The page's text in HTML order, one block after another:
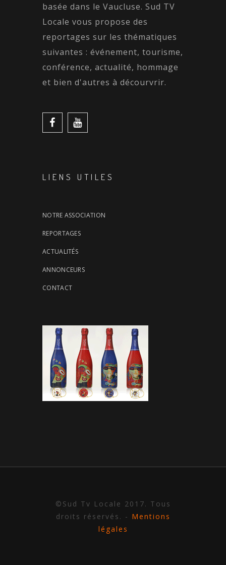
basée dans le Vaucluse. Sud TV
Locale vous propose des
reportages sur les thématiques
suivantes : événement, tourisme,
conférence, actualité, hommage
et bien d'autres à décourvrir.
LIENS UTILES
NOTRE ASSOCIATION
REPORTAGES
ACTUALITÉS
ANNONCEURS
CONTACT
©Sud Tv Locale 2017. Tous
droits réservés. - Mentions
légales